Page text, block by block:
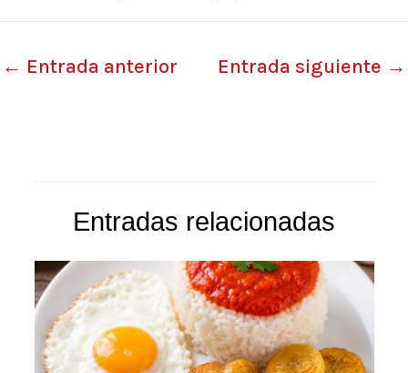
← Entrada anterior Entrada siguiente →
Entradas relacionadas